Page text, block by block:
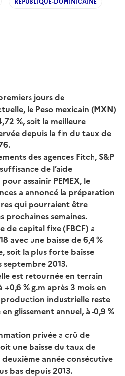
jours de
le Peso mexicain (MXN)
%, soit la meilleure
depuis la fin du taux de
des agences Fitch, S&P
de l’aide
assainir PEMEX, le
a annoncé la préparation
qui pourraient être
prochaines semaines.
de capital fixe (FBCF) a
avec une baisse de 6,4 %
soit la plus forte baisse
septembre 2013.
est retournée en terrain
% g.m après 3 mois en
industrielle reste
glissement annuel, à -0,9 %
privée a crû de
une baisse du taux de
année consécutive
bas depuis 2013.